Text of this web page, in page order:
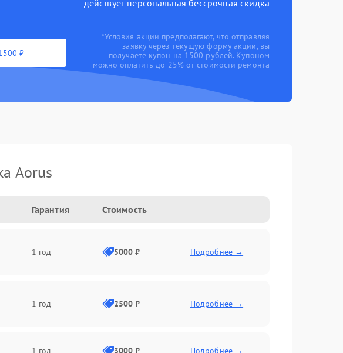
действует персональная бессрочная скидка
₽
*Условия акции предполагают, что отправляя
заявку через текущую форму акции, вы
получаете купон на 1500 рублей. Купоном
можно оплатить до 25% от стоимости ремонта
Aorus
Гарантия Стоимость
1 год 5000 ₽ Подробнее →
1 год 2500 ₽ Подробнее →
1 год 3000 ₽ Подробнее →